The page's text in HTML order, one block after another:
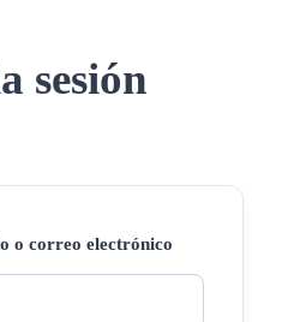
sesión
o correo electrónico